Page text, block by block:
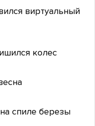
виртуальный
колес
спиле березы